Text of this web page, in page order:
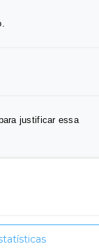
justificar essa